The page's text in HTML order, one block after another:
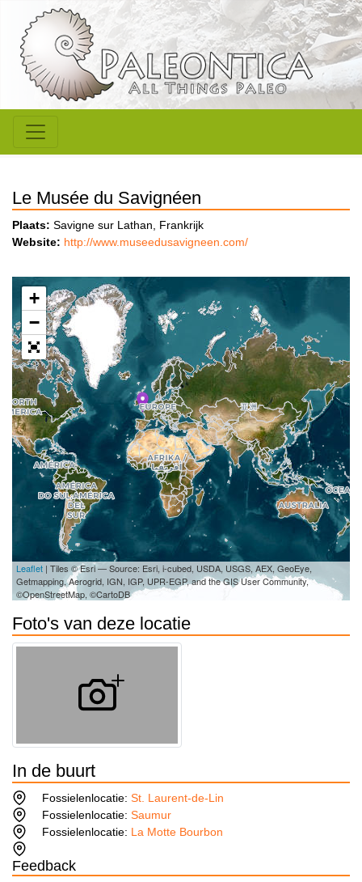
Le Musée du Savignéen
Plaats: Savigne sur Lathan, Frankrijk
Website: http://www.museedusavigneen.com/
+
−
Leaflet | Tiles © Esri — Source: Esri, i-cubed, USDA, USGS, AEX, GeoEye,
Getmapping, Aerogrid, IGN, IGP, UPR-EGP, and the GIS User Community,
©OpenStreetMap, ©CartoDB
Foto's van deze locatie
In de buurt
Fossielenlocatie:St. Laurent-de-Lin
Fossielenlocatie:Saumur
Fossielenlocatie: La Motte Bourbon
Feedback